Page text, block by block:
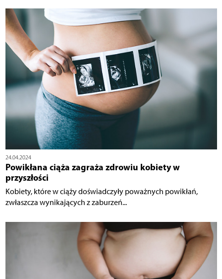
24.04.2024
Powikłana ciąża zagraża zdrowiu kobiety w
przyszłości
Kobiety, które w ciąży doświadczyły poważnych powikłań,
zwłaszcza wynikających z zaburzeń...